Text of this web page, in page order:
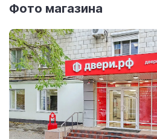
Фото магазина